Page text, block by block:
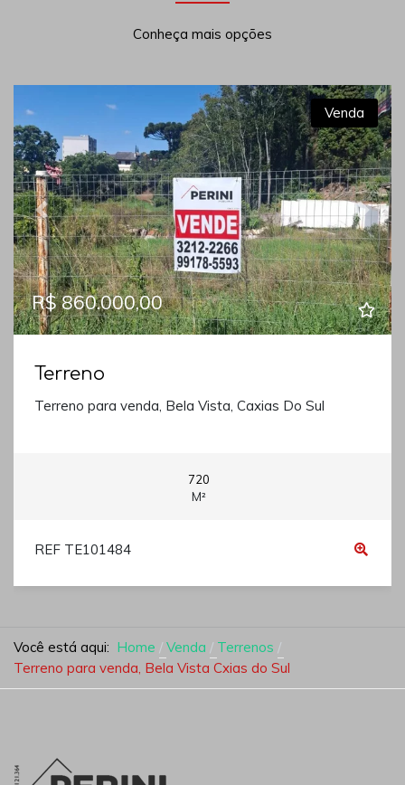
Conheça mais opções
Previous Next
Venda
R$ 860.000,00
Terreno
Terreno para venda, Bela Vista, Caxias Do Sul
720
M²
REF TE101484
Você está aqui: Home Venda
Terrenos
Terreno para venda, Bela Vista Cxias do Sul